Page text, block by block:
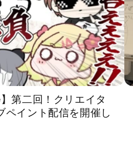
第二回！クリエイタ
ペイント配信を開催し